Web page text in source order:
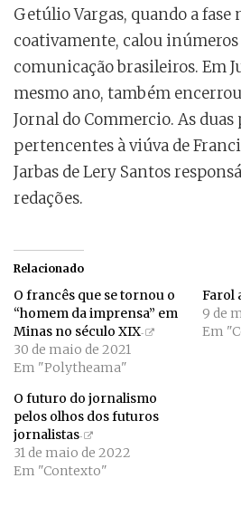
Getúlio Vargas, quando a fase
coativamente, calou inúmeros
comunicação brasileiros. Em
mesmo ano, também
Jornal do Commercio. As
pertencentes à viúva de
Jarbas de Lery Santos
redações.
Relacionado
O francês que se tornou o
“homem da imprensa” em
Minas no século XIX
30 de maio de 2021
Em "Polytheama"
Farol
9 de
Em
O futuro do jornalismo
pelos olhos dos futuros
jornalistas
31 de maio de 2022
Em "Contexto"